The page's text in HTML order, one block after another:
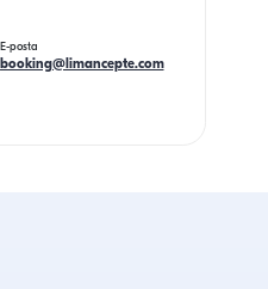
E-posta
booking@limancepte.com